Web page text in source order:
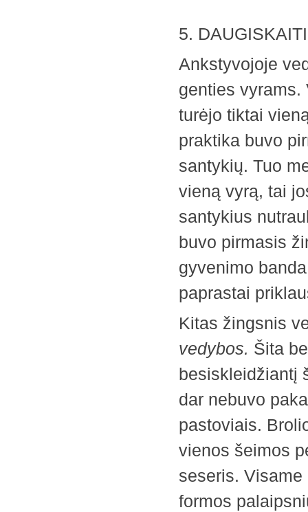
5.
Ankstyvojoje
genties vyrams.
turėjo tiktai
praktika buvo
santykių. Tuo
vieną vyrą, tai
santykius
buvo pirmasis
gyvenimo
paprastai
Kitas žingsnis
vedybos. Šita
besiskleidžiantį
dar nebuvo
pastoviais.
vienos šeimos
seseris.
formos